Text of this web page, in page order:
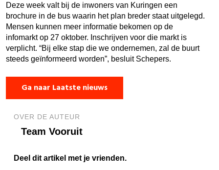
Deze week valt bij de inwoners van Kuringen een
brochure in de bus waarin het plan breder staat uitgelegd.
Mensen kunnen meer informatie bekomen op de
infomarkt op 27 oktober. Inschrijven voor die markt is
verplicht. “Bij elke stap die we ondernemen, zal de buurt
steeds geïnformeerd worden”, besluit Schepers.
Ga naar Laatste nieuws
OVER DE AUTEUR
Team Vooruit
Deel dit artikel met je vrienden.